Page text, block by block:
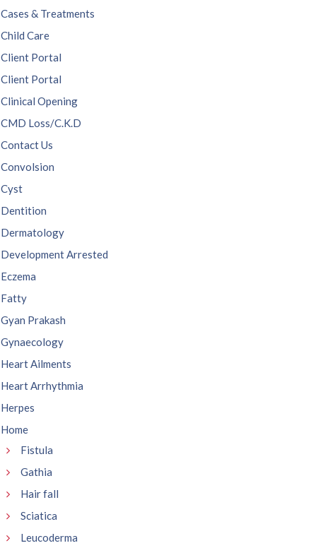
Cases & Treatments
Child Care
Client Portal
Client Portal
Clinical Opening
CMD Loss/C.K.D
Contact Us
Convolsion
Cyst
Dentition
Dermatology
Development Arrested
Eczema
Fatty
Gyan Prakash
Gynaecology
Heart Ailments
Heart Arrhythmia
Herpes
Home
Fistula
Gathia
Hair fall
Sciatica
Leucoderma